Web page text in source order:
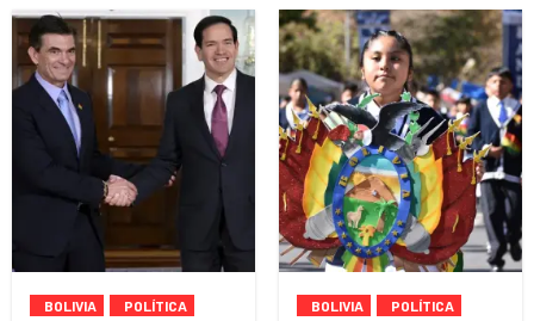
BOLIVIA
POLÍTICA
BOLIVIA POLÍTICA